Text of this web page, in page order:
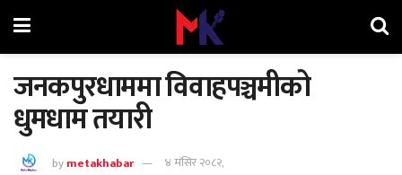
जनकपुरधाममा विवाहपञ्चमीको
धुमधाम तयारी
bymetakhabar ४ मंसिर २०८२,